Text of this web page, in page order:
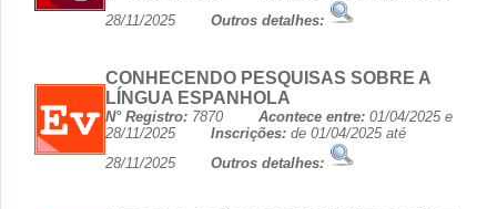
28/11/2025 Outros detalhes:
CONHECENDO PESQUISAS SOBRE A
LÍNGUA ESPANHOLA
N° Registro: 7870 Acontece entre: 01/04/2025 e
28/11/2025 Inscrições: de 01/04/2025 até
28/11/2025 Outros detalhes: